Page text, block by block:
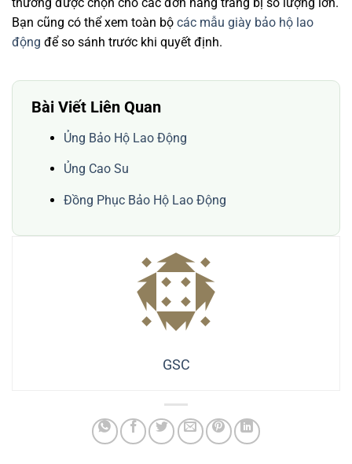
Bạn cũng có thể xem toàn bộ các mẫu giày bảo hộ lao
động để so sánh trước khi quyết định.
Bài Viết Liên Quan
Ủng Bảo Hộ Lao Động
Ủng Cao Su
Đồng Phục Bảo Hộ Lao Động
GSC